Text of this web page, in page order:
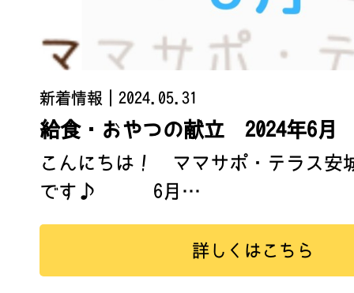
新着情報 ｜2024.05.31
給食・おやつの献立 2024年6月
こんにちは！ ママサポ・テラス安
です♪ 6月…
詳しくはこちら